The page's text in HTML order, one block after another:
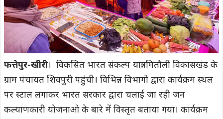
फत्तेपुर-खीरी। विकसित भारत संकल्प यात्रा मितौली विकासखंड के
ग्राम पंचायत शिवपुरी पहुंची। विभिन्न विभागो द्वारा कार्यक्रम स्थल
पर स्टाल लगाकर भारत सरकार द्वारा चलाई जा रही जन
कल्याणकारी योजनाओ के बारे में विस्तृत बताया गया। कार्यक्रम